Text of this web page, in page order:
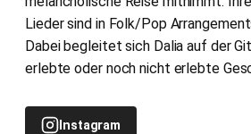
Lieder sind in Folk/Pop
Dabei begleitet sich Dalia auf der
erlebte oder noch nicht erlebte
Instagram